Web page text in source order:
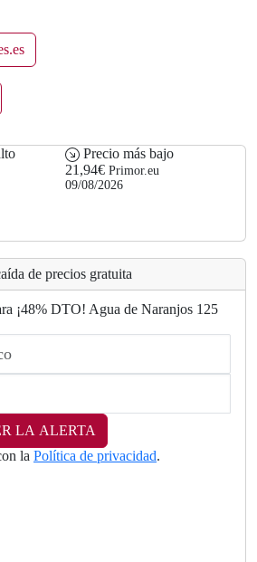
Precio más bajo
21,94€ Primor.eu
09/08/2026
de precios gratuita
¡48% DTO! Agua de Naranjos 125
LA ALERTA
la Política de privacidad.